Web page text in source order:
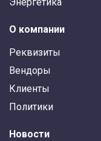
О компании
Реквизиты
Вендоры
Клиенты
Политики
Новости